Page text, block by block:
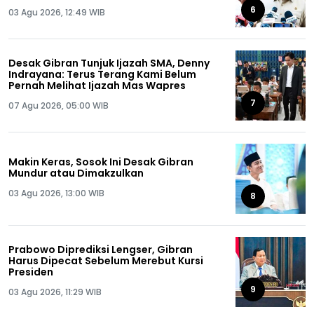
03 Agu 2026, 12:49 WIB 6
Desak Gibran Tunjuk Ijazah SMA, Denny
Indrayana: Terus Terang Kami Belum
Pernah Melihat Ijazah Mas Wapres
07 Agu 2026, 05:00 WIB 7
Makin Keras, Sosok Ini Desak Gibran
Mundur atau Dimakzulkan
03 Agu 2026, 13:00 WIB 8
Prabowo Diprediksi Lengser, Gibran
Harus Dipecat Sebelum Merebut Kursi
Presiden
03 Agu 2026, 11:29 WIB 9